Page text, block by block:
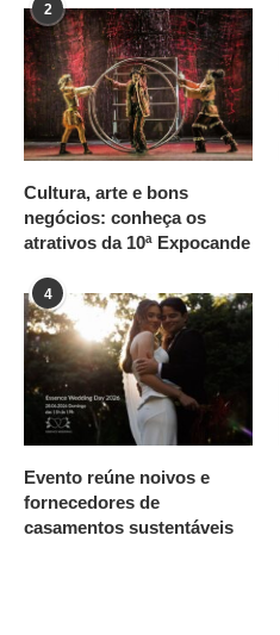
2
Cultura, arte e bons
negócios: conheça os
atrativos da 10ª Expocande
4
Evento reúne noivos e
fornecedores de
casamentos sustentáveis